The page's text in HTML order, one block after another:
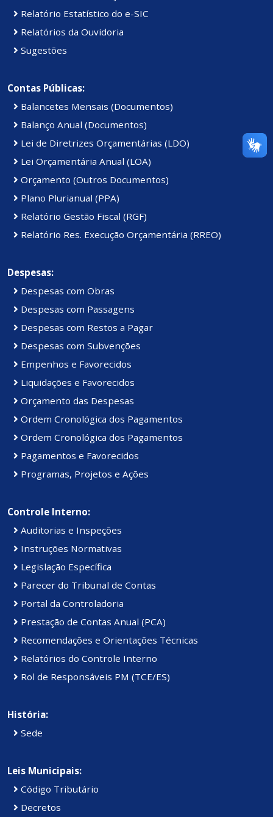
Relatório Estatístico do e-SIC
Relatórios da Ouvidoria
Sugestões
Contas Públicas:
Balancetes Mensais (Documentos)
Balanço Anual (Documentos)
Lei de Diretrizes Orçamentárias (LDO)
Lei Orçamentária Anual (LOA)
Orçamento (Outros Documentos)
Plano Plurianual (PPA)
Relatório Gestão Fiscal (RGF)
Relatório Res. Execução Orçamentária (RREO)
Despesas:
Despesas com Obras
Despesas com Passagens
Despesas com Restos a Pagar
Despesas com Subvenções
Empenhos e Favorecidos
Liquidações e Favorecidos
Orçamento das Despesas
Ordem Cronológica dos Pagamentos
Ordem Cronológica dos Pagamentos
Pagamentos e Favorecidos
Programas, Projetos e Ações
Controle Interno:
Auditorias e Inspeções
Instruções Normativas
Legislação Específica
Parecer do Tribunal de Contas
Portal da Controladoria
Prestação de Contas Anual (PCA)
Recomendações e Orientações Técnicas
Relatórios do Controle Interno
Rol de Responsáveis PM (TCE/ES)
História:
Sede
Leis Municipais:
Código Tributário
Decretos